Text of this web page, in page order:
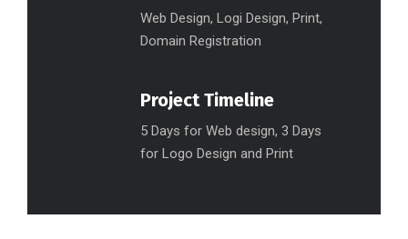
Web Design, Logi Design, Print,
Domain Registration
Project Timeline
5 Days for Web design, 3 Days
for Logo Design and Print